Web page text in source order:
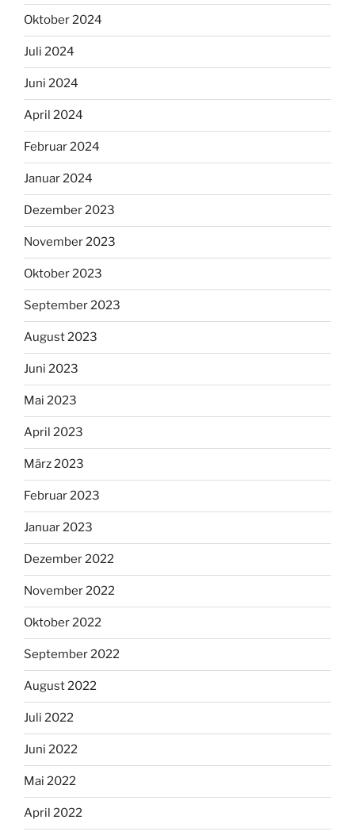
Oktober 2024
Juli 2024
Juni 2024
April 2024
Februar 2024
Januar 2024
Dezember 2023
November 2023
Oktober 2023
September 2023
August 2023
Juni 2023
Mai 2023
April 2023
März 2023
Februar 2023
Januar 2023
Dezember 2022
November 2022
Oktober 2022
September 2022
August 2022
Juli 2022
Juni 2022
Mai 2022
April 2022